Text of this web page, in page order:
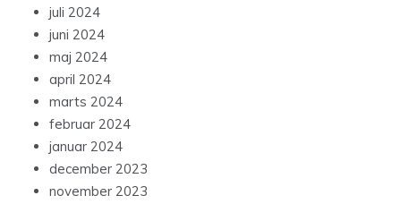
juli 2024
juni 2024
maj 2024
april 2024
marts 2024
februar 2024
januar 2024
december 2023
november 2023